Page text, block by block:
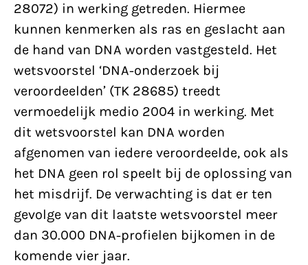
28072) in werking getreden. Hiermee
kunnen kenmerken als ras en geslacht aan
de hand van DNA worden vastgesteld. Het
wetsvoorstel ‘DNA-onderzoek bij
veroordeelden’ (TK 28685) treedt
vermoedelijk medio 2004 in werking. Met
dit wetsvoorstel kan DNA worden
afgenomen van iedere veroordeelde, ook als
het DNA geen rol speelt bij de oplossing van
het misdrijf. De verwachting is dat er ten
gevolge van dit laatste wetsvoorstel meer
dan 30.000 DNA-profielen bijkomen in de
komende vier jaar.